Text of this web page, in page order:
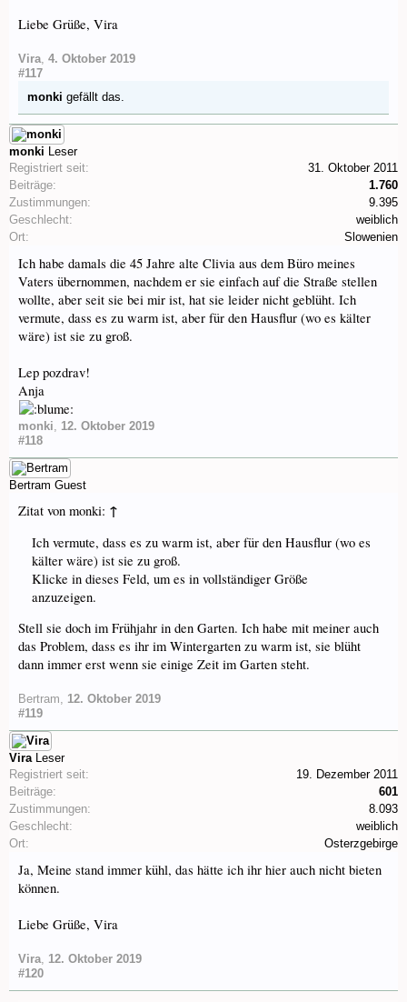
Liebe Grüße, Vira
Vira, 4. Oktober 2019
#117
monki gefällt das.
monki Leser
Registriert seit:
31. Oktober 2011
Beiträge:
1.760
Zustimmungen:
9.395
Geschlecht:
weiblich
Ort:
Slowenien
Ich habe damals die 45 Jahre alte Clivia aus dem Büro meines
Vaters übernommen, nachdem er sie einfach auf die Straße stellen
wollte, aber seit sie bei mir ist, hat sie leider nicht geblüht. Ich
vermute, dass es zu warm ist, aber für den Hausflur (wo es kälter
wäre) ist sie zu groß.
Lep pozdrav!
Anja
monki, 12. Oktober 2019
#118
Bertram Guest
Zitat von monki: ↑
Ich vermute, dass es zu warm ist, aber für den Hausflur (wo es
kälter wäre) ist sie zu groß.
Klicke in dieses Feld, um es in vollständiger Größe
anzuzeigen.
Stell sie doch im Frühjahr in den Garten. Ich habe mit meiner auch
das Problem, dass es ihr im Wintergarten zu warm ist, sie blüht
dann immer erst wenn sie einige Zeit im Garten steht.
Bertram, 12. Oktober 2019
#119
Vira Leser
Registriert seit:
19. Dezember 2011
Beiträge:
601
Zustimmungen:
8.093
Geschlecht:
weiblich
Ort:
Osterzgebirge
Ja, Meine stand immer kühl, das hätte ich ihr hier auch nicht bieten
können.
Liebe Grüße, Vira
Vira, 12. Oktober 2019
#120